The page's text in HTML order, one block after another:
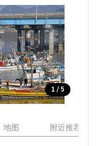
1 / 5
地图 附近推荐景点